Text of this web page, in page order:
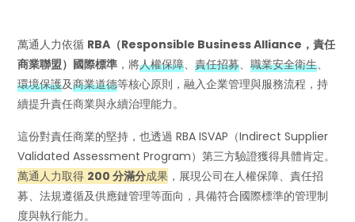
萬通人力依循 RBA（Responsible Business Alliance，責任
商業聯盟）國際標準 ，將人權保障、責任招募、職業安全衛生、
環境保護及商業道德等核心原則，融入企業管理與服務流程，持
續提升責任商業與永續治理能力。
這份對責任商業的堅持，也透過 RBA ISVAP（Indirect Supplier
Validated Assessment Program）第三方驗證獲得具體肯定。
萬通人力取得 200 分滿分成果 ，展現公司在人權保障、責任招
募、法規遵循及供應鏈管理等面向，具備符合國際標準的管理制
度與執行能力。